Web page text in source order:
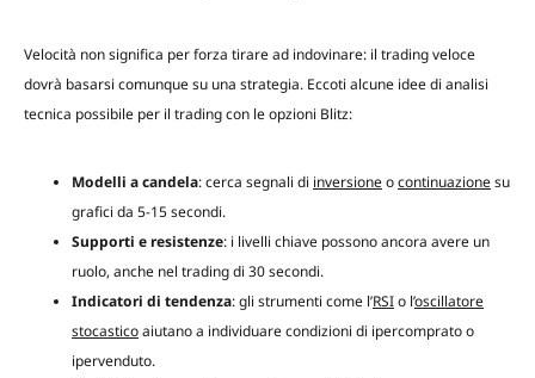
Velocità non significa per forza tirare ad indovinare: il trading veloce
dovrà basarsi comunque su una strategia. Eccoti alcune idee di analisi
tecnica possibile per il trading con le opzioni Blitz:
Modelli a candela: cerca segnali di inversioneocontinuazionesu
grafici da 5-15 secondi.
Supporti e resistenze: i livelli chiave possono ancora avere un
ruolo, anche nel trading di 30 secondi.
Indicatori di tendenza: gli strumenti come l’RSIo l’oscillatore
stocasticoaiutano a individuare condizioni di ipercomprato o
ipervenduto.